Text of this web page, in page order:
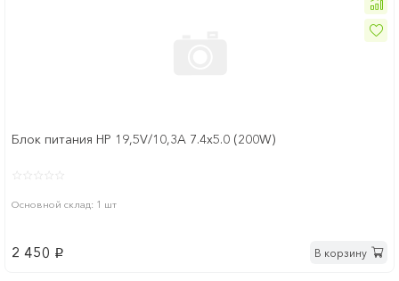
Блок питания HP 19,5V/10,3A 7.4x5.0 (200W)
Основной склад: 1 шт
2 450 p В корзину